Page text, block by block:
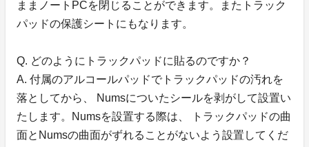
ままノートPCを閉じることができます。またトラック
パッドの保護シートにもなります。
Q. どのようにトラックパッドに貼るのですか？
A. 付属のアルコールパッドでトラックパッドの汚れを
落としてから、 Numsについたシールを剥がして設置い
たします。Numsを設置する際は、 トラックパッドの曲
面とNumsの曲面がずれることがないよう設置してくだ